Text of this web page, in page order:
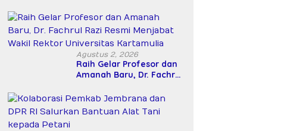
Kalah Oleh Kekuatan
Tawar dan Panggung Elit
Agustus 2, 2026
Raih Gelar Profesor dan
Amanah Baru, Dr. Fachrul
Wakil Rektor Universitas
Kartamulia